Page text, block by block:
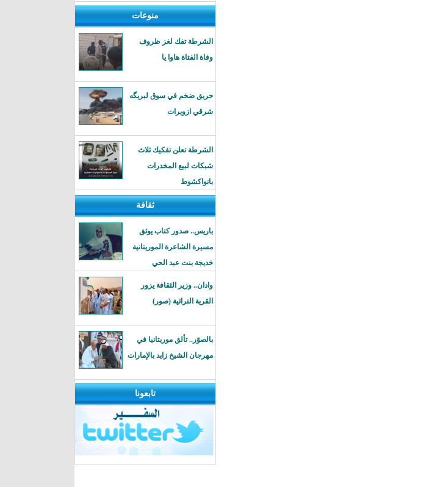
منوعات
الشرطة تفك لغز ظروف
وفاة الفتاة هاوا يا
حريق ضخم في سوق لبريگه
شرقي ازويرات
الشرطة تعلن تفكيك ثلاث
شبكات لبيع المخدرات
بانواكشوط
ثقافة
باريس.. صدور كتاب يوثق
مسيرة الشاعرة الموريتانية
خديجة بنت عبد الحي
وادان.. وزير الثقافة يزور
القرية التراثية (صور)
بالصوًر.. تألق موريتانيا في
مهرجان الشيخ زايد بالإمارات
تابعونا